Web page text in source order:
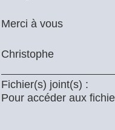
Merci à vous
Christophe
Fichier(s) joint(s) :
Pour accéder aux